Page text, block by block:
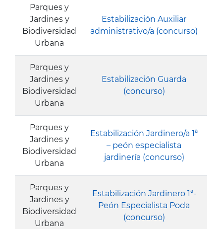
Parques y
Jardines y
Biodiversidad
Urbana
Estabilización Auxiliar
administrativo/a (concurso)
Parques y
Jardines y
Biodiversidad
Urbana
Estabilización Guarda
(concurso)
Parques y
Jardines y
Biodiversidad
Urbana
Estabilización Jardinero/a 1ª
– peón especialista
jardinería (concurso)
Parques y
Jardines y
Biodiversidad
Urbana
Estabilización Jardinero 1ª-
Peón Especialista Poda
(concurso)